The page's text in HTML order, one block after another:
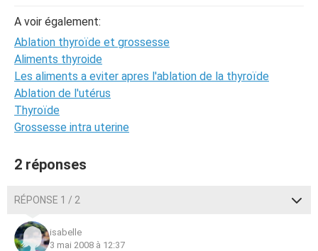
A voir également:
Ablation thyroïde et grossesse
Aliments thyroide
Les aliments a eviter apres l'ablation de la thyroïde
Ablation de l'utérus
Thyroïde
Grossesse intra uterine
2 réponses
RÉPONSE 1 / 2
isabelle
3 mai 2008 à 12:37